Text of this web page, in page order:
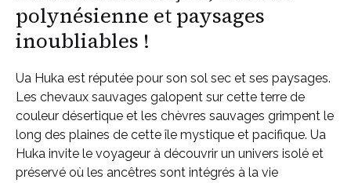
polynésienne et paysages
inoubliables !
Ua Huka est réputée pour son sol sec et ses paysages.
Les chevaux sauvages galopent sur cette terre de
couleur désertique et les chèvres sauvages grimpent le
long des plaines de cette île mystique et pacifique. Ua
Huka invite le voyageur à découvrir un univers isolé et
préservé où les ancêtres sont intégrés à la vie